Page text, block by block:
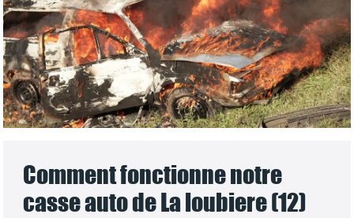
Comment fonctionne notre
casse auto de La loubiere (12)